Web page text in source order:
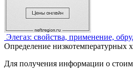
Элегаз: свойства, применение,
Определение низкотемпературных
Для получения информации о